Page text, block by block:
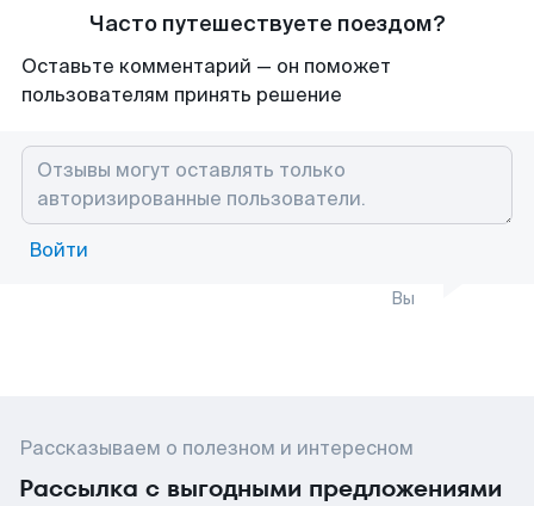
Часто путешествуете поездом?
Оставьте комментарий — он поможет
пользователям принять решение
Войти
Вы
Рассказываем о полезном и интересном
Рассылка с выгодными предложениями